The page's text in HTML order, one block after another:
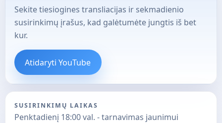
Sekite tiesiogines transliacijas ir sekmadienio
susirinkimų įrašus, kad galėtumėte jungtis iš bet
kur.
Atidaryti YouTube
SUSIRINKIMŲ LAIKAS
Penktadienį 18:00 val. - tarnavimas jaunimui